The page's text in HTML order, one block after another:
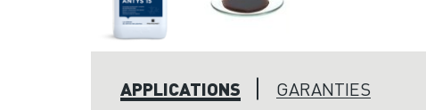
APPLICATIONS GARANTIES